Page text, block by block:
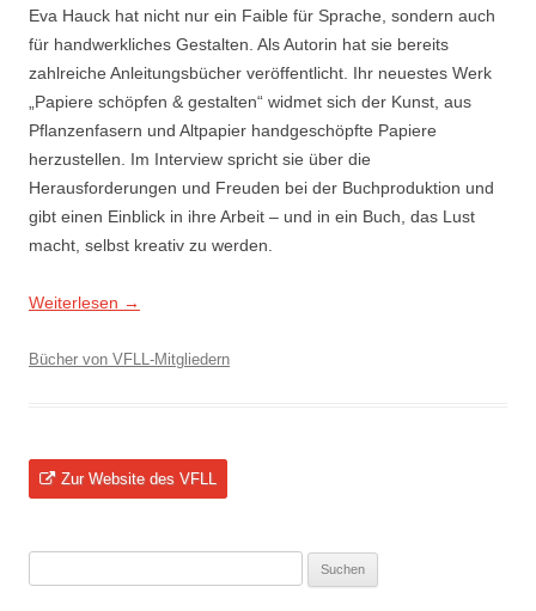
Eva Hauck hat nicht nur ein Faible für Sprache, sondern auch
für handwerkliches Gestalten. Als Autorin hat sie bereits
zahlreiche Anleitungsbücher veröffentlicht. Ihr neuestes Werk
„Papiere schöpfen & gestalten“ widmet sich der Kunst, aus
Pflanzenfasern und Altpapier handgeschöpfte Papiere
herzustellen. Im Interview spricht sie über die
Herausforderungen und Freuden bei der Buchproduktion und
gibt einen Einblick in ihre Arbeit – und in ein Buch, das Lust
macht, selbst kreativ zu werden.
Weiterlesen →
Bücher von VFLL-Mitgliedern
Zur Website des VFLL